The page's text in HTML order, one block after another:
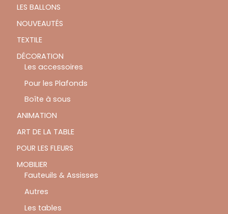
LES BALLONS
NOUVEAUTÉS
TEXTILE
DÉCORATION
Les accessoires
Pour les Plafonds
Boîte à sous
ANIMATION
ART DE LA TABLE
POUR LES FLEURS
MOBILIER
Fauteuils & Assisses
Autres
Les tables